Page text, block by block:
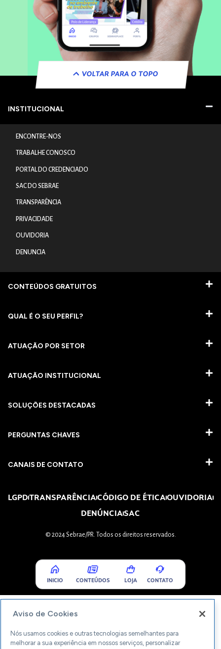
VOLTAR PARA O TOPO
INSTITUCIONAL
ENCONTRE-NOS
TRABALHE CONOSCO
PORTAL DO CREDENCIADO
SAC DO SEBRAE
TRANSPARÊNCIA
PRIVACIDADE
OUVIDORIA
DENUNCIA
CONTEÚDOS GRATUITOS
QUAL É O SEU PERFIL?
ATUAÇÃO POR SETOR
ATUAÇÃO INSTITUCIONAL
SOLUÇÕES DESTACADAS
PERGUNTAS CHAVES​
CANAIS DE CONTATO
LGPDTRANSPARÊNCIACÓDIGO DE ÉTICAOUVIDORIA
DENÚNCIASAC
© 2024 Sebrae/PR. Todos os direitos reservados.
INICIO CONTEÚDOS LOJA CONTATO
Aviso de Cookies
Nós usamos cookies e outras tecnologias semelhantes para
melhorar a sua experiência em nossos serviços, personalizar